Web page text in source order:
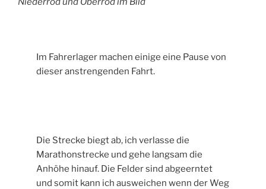
Im Fahrerlager machen einige eine Pause von
dieser anstrengenden Fahrt.
Die Strecke biegt ab, ich verlasse die
Marathonstrecke und gehe langsam die
Anhöhe hinauf. Die Felder sind abgeerntet
und somit kann ich ausweichen wenn der Weg